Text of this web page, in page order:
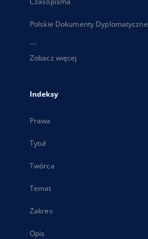
Polskie Dokumenty Dyplomatyczne
...
Zobacz więcej
Indeksy
Prawa
Tytuł
Twórca
Temat
Zakres
Opis